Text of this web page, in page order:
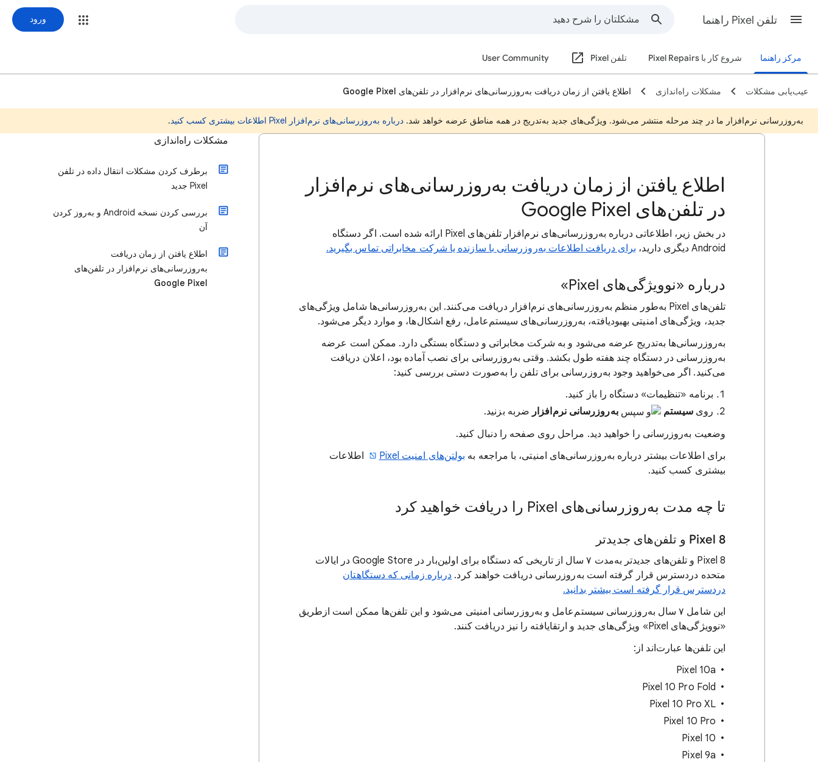
تلفن Pixel راهنما ورود
مرکز راهنما شروع کار با Pixel Repairs تلفن Pixel User Community
عیب‌یابی مشکلات مشکلات راه‌اندازی اطلاع یافتن از زمان دریافت به‌روزرسانی‌های نرم‌افزار در تلفن‌های Google Pixel
به‌روزرسانی نرم‌افزار ما در چند مرحله منتشر می‌شود. ویژگی‌های جدید به‌تدریج در همه مناطق عرضه خواهد شد. درباره به‌روزرسانی‌های نرم‌افزار Pixel اطلاعات بیشتری کسب کنید .
اطلاع یافتن از زمان دریافت به‌روزرسانی‌های نرم‌افزار
در تلفن‌های Google Pixel
در بخش زیر، اطلاعاتی درباره به‌روزرسانی‌های نرم‌افزار تلفن‌های Pixel ارائه شده است. اگر دستگاه
Android دیگری دارید،
برای دریافت اطلاعات به‌روزرسانی با سازنده یا شرکت مخابراتی تماس بگیرید.
درباره «نوویژگی‌های Pixel»
تلفن‌های Pixel به‌طور منظم به‌روزرسانی‌های نرم‌افزار دریافت می‌کنند. این به‌روزرسانی‌ها شامل ویژگی‌های
جدید، ویژگی‌های امنیتی بهبودیافته، به‌روزرسانی‌های سیستم‌عامل، رفع اشکال‌ها، و موارد دیگر می‌شود.
به‌روزرسانی‌ها به‌تدریج عرضه می‌شود و به شرکت مخابراتی و دستگاه بستگی دارد. ممکن است عرضه
به‌روزرسانی در دستگاه چند هفته طول بکشد. وقتی به‌روزرسانی برای نصب آماده بود، اعلان دریافت
می‌کنید. اگر می‌خواهید وجود به‌روزرسانی برای تلفن را به‌صورت دستی بررسی کنید:
برنامه «تنظیمات» دستگاه را باز کنید.
رویسیستم به‌روزرسانی نرم‌افزار ضربه بزنید.
وضعیت به‌روزرسانی را خواهید دید. مراحل روی صفحه را دنبال کنید.
برای اطلاعات بیشتر درباره به‌روزرسانی‌های امنیتی، با مراجعه به بولتن‌های امنیت Pixel
اطلاعات
بیشتری کسب کنید.
تا چه مدت به‌روزرسانی‌های Pixel را دریافت خواهید کرد
‫Pixel 8 و تلفن‌های جدیدتر
‫Pixel 8 و تلفن‌های جدیدتر به‌مدت ۷ سال از تاریخی که دستگاه برای اولین‌بار در Google Store در ایالات
متحده دردسترس قرار گرفته است به‌روزرسانی دریافت خواهند کرد. درباره زمانی که دستگاهتان
دردسترس قرار گرفته است بیشتر بدانید.
این شامل ۷ سال به‌روزرسانی سیستم‌عامل و به‌روزرسانی امنیتی می‌شود و این تلفن‌ها ممکن است ازطریق
«نوویژگی‌های Pixel» ویژگی‌های جدید و ارتقایافته را نیز دریافت کنند.
این تلفن‌ها عبارت‌اند از:
Pixel 10a
Pixel 10 Pro Fold
Pixel 10 Pro XL
Pixel 10 Pro
Pixel 10
Pixel 9a
مشکلات راه‌اندازی
برطرف کردن مشکلات انتقال داده در تلفن
Pixel جدید
بررسی کردن نسخه Android و به‌روز کردن
آن
اطلاع یافتن از زمان دریافت
به‌روزرسانی‌های نرم‌افزار در تلفن‌های
Google Pixel